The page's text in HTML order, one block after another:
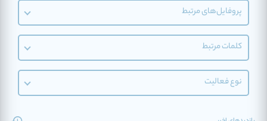
پروفایل‌های مرتبط
کلمات مرتبط
نوع فعالیت